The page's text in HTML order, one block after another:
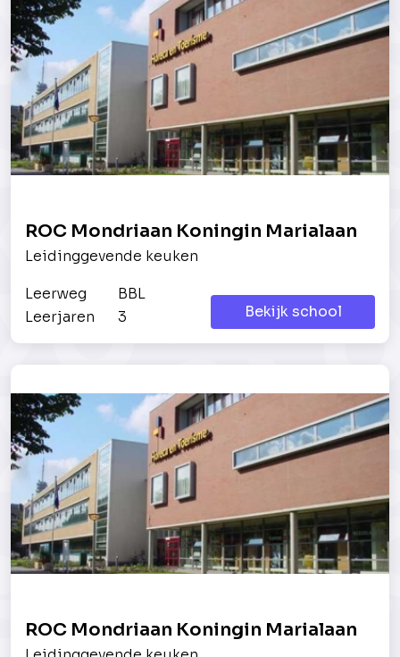
ROC Mondriaan Koningin Marialaan
Leidinggevende keuken
Leerweg
BBL
Leerjaren
3 Bekijk school
ROC Mondriaan Koningin Marialaan